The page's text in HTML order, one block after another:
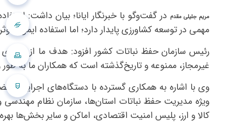
مریم جلیلی مقدم در گفت‌وگو با خبرنگار ایانا؛ بیان داشت:
مهمی در توسعه کشاورزی پایدار دارد؛ اما استفاده ایمن،
رئیس سازمان حفظ نباتات کشور افزود: هدف ما از
غیرمجاز، ممنوعه و تاریخ‌گذشته است که همکاران ما به طور
وی با اشاره به همکاری گسترده با دستگاه‌های اجرایی و
ویژه مدیریت حفظ نباتات استان‌ها، سازمان نظام مهندسی
کالا و ارز، پلیس امنیت اقتصادی، اماکن و سایر بخش‌ها